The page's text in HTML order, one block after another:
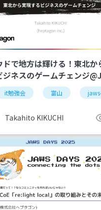
人材開発 コミュニティ
ドで地方は輝ける！東北か
ジネスのゲームチェンジ
#1 + JAWS-UG北陸新幹
it勉強会 富山
Takahito KIKUCHI